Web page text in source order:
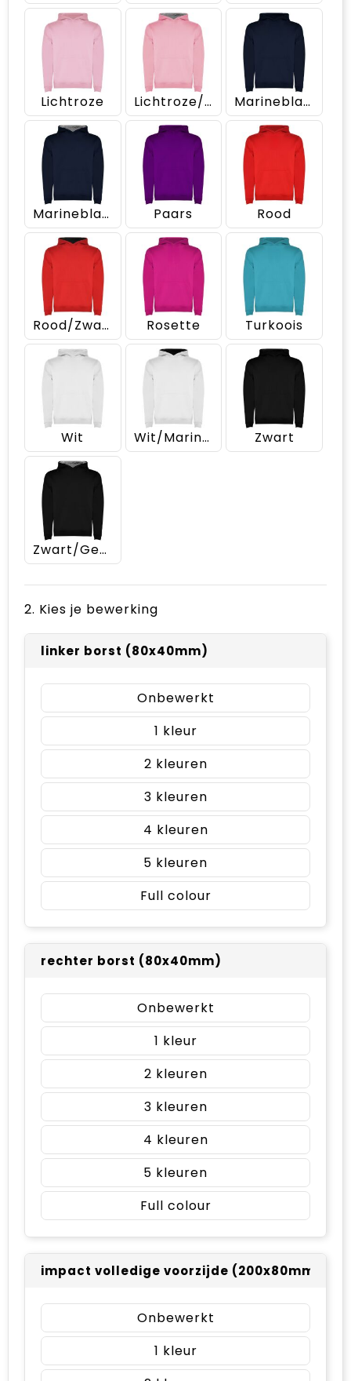
Lichtroze Lichtroze/Gemêleerd grijs Marineblauw
Marineblauw/Gemêleerd grijs Paars Rood
Rood/Zwart Rosette Turkoois
Wit Wit/Marineblauw Zwart
Zwart/Gemêleerd grijs
2. Kies je bewerking
linker borst (80x40mm)
Onbewerkt
1
2
3
4
5
Full colour
rechter borst (80x40mm)
Onbewerkt
1
2
3
4
5
Full colour
impact volledige voorzijde (200x80mm)
Onbewerkt
1